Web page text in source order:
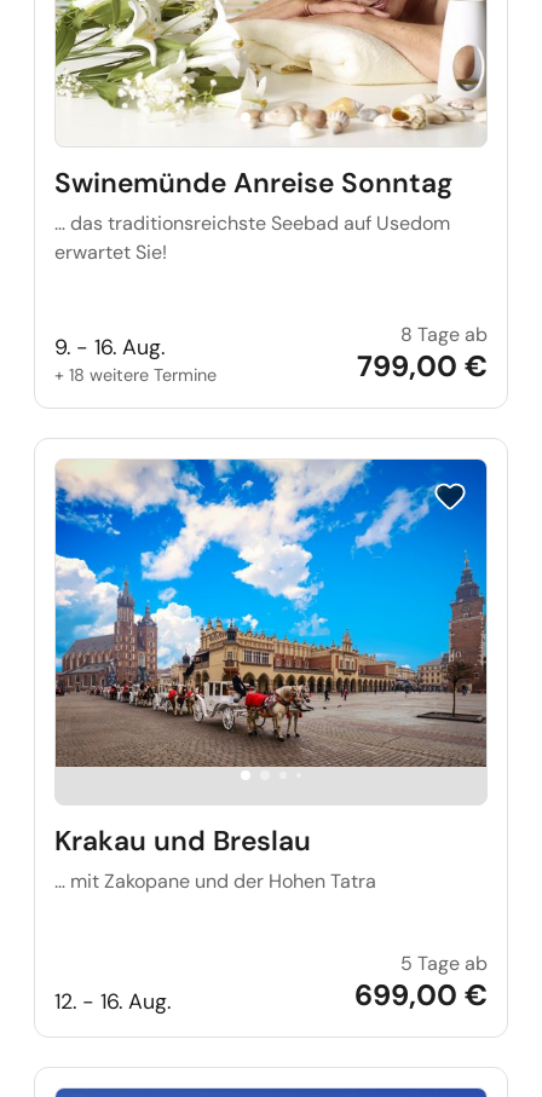
Swinemünde Anreise Sonntag
… das traditionsreichste Seebad auf Usedom
erwartet Sie!
9. - 16. Aug.
+ 18 weitere Termine
8 Tage ab
799,00 €
Reise auf
Krakau und Breslau
… mit Zakopane und der Hohen Tatra
12. - 16. Aug.
5 Tage ab
699,00 €